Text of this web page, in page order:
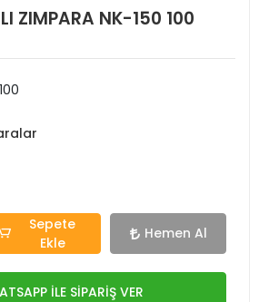
ZIMPARA NK-150 100
Sepete
Ekle
Hemen Al
İLE SİPARİŞ VER